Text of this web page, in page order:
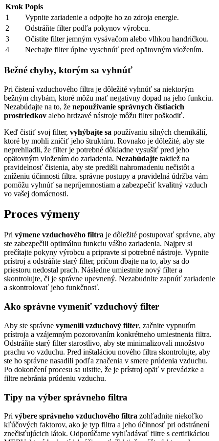
Krok Popis
1
Vypnite zariadenie a odpojte ho zo zdroja energie.
2
Odstráňte filter podľa pokynov výrobcu.
3
Očistite filter jemným vysávačom alebo vlhkou handričkou.
4
Nechajte filter úplne vyschnúť pred opätovným vložením.
Bežné chyby, ktorým sa vyhnúť
Pri čistení vzduchového filtra je dôležité vyhnúť sa niektorým
bežným chybám, ktoré môžu mať negatívny dopad na jeho funkciu.
Nezabúdajte na to, že nepoužívanie správnych čistiacich
prostriedkov alebo hrdzavé nástroje môžu filter poškodiť.
Keď čistiť svoj filter, vyhýbajte sa používaniu silných chemikálií,
ktoré by mohli zničiť jeho štruktúru. Rovnako je dôležité, aby ste
neprehliadli, že filter je potrebné dôkladne vysušiť pred jeho
opätovným vložením do zariadenia. Nezabúdajte taktiež na
pravidelnosť čistenia, aby ste predišli nahromadeniu nečistôt a
zníženiu účinnosti filtra. správne postupy a pravidelná údržba vám
pomôžu vyhnúť sa nepríjemnostiam a zabezpečiť kvalitný vzduch
vo vašej domácnosti.
Proces výmeny
Pri výmene vzduchového filtra je dôležité postupovať správne, aby
ste zabezpečili optimálnu funkciu vášho zariadenia. Najprv si
prečítajte pokyny výrobcu a pripravte si potrebné nástroje. Vypnite
prístroj a odstráňte starý filter, pričom dbajte na to, aby sa do
priestoru nedostal prach. Následne umiestnite nový filter a
skontrolujte, či je správne upevnený. Nezabudnite zapnúť zariadenie
a skontrolovať jeho funkčnosť.
Ako správne vymeniť vzduchový filter
Aby ste správne vymenili vzduchový filter, začnite vypnutím
prístroja a vzájemným pozorovaním konkrétneho umiestnenia filtra.
Odstráňte starý filter starostlivo, aby ste minimalizovali množstvo
prachu vo vzduchu. Pred inštaláciou nového filtra skontrolujte, aby
ste ho správne nasadili podľa značenia v smere prúdenia vzduchu.
Po dokončení procesu sa uistite, že je prístroj opäť v prevádzke a
filtre nebránia prúdeniu vzduchu.
Tipy na výber správneho filtra
Pri výbere správneho vzduchového filtra zohľadnite niekoľko
kľúčových faktorov, ako je typ filtra a jeho účinnosť pri odstránení
znečisťujúcich látok. Odporúčame vyhľadávať filtre s certifikáciou